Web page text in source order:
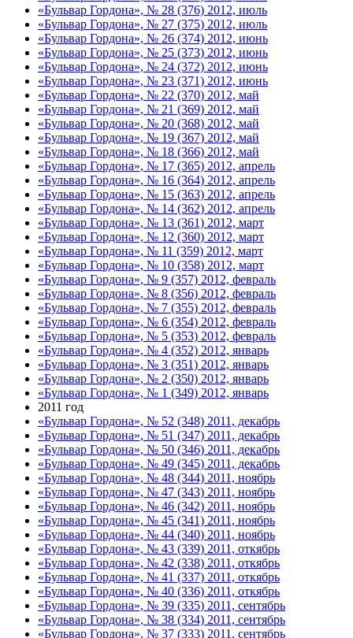
«Бульвар Гордона», № 28 (376) 2012, июль
«Бульвар Гордона», № 27 (375) 2012, июль
«Бульвар Гордона», № 26 (374) 2012, июнь
«Бульвар Гордона», № 25 (373) 2012, июнь
«Бульвар Гордона», № 24 (372) 2012, июнь
«Бульвар Гордона», № 23 (371) 2012, июнь
«Бульвар Гордона», № 22 (370) 2012, май
«Бульвар Гордона», № 21 (369) 2012, май
«Бульвар Гордона», № 20 (368) 2012, май
«Бульвар Гордона», № 19 (367) 2012, май
«Бульвар Гордона», № 18 (366) 2012, май
«Бульвар Гордона», № 17 (365) 2012, апрель
«Бульвар Гордона», № 16 (364) 2012, апрель
«Бульвар Гордона», № 15 (363) 2012, апрель
«Бульвар Гордона», № 14 (362) 2012, апрель
«Бульвар Гордона», № 13 (361) 2012, март
«Бульвар Гордона», № 12 (360) 2012, март
«Бульвар Гордона», № 11 (359) 2012, март
«Бульвар Гордона», № 10 (358) 2012, март
«Бульвар Гордона», № 9 (357) 2012, февраль
«Бульвар Гордона», № 8 (356) 2012, февраль
«Бульвар Гордона», № 7 (355) 2012, февраль
«Бульвар Гордона», № 6 (354) 2012, февраль
«Бульвар Гордона», № 5 (353) 2012, февраль
«Бульвар Гордона», № 4 (352) 2012, январь
«Бульвар Гордона», № 3 (351) 2012, январь
«Бульвар Гордона», № 2 (350) 2012, январь
«Бульвар Гордона», № 1 (349) 2012, январь
2011 год
«Бульвар Гордона», № 52 (348) 2011, декабрь
«Бульвар Гордона», № 51 (347) 2011, декабрь
«Бульвар Гордона», № 50 (346) 2011, декабрь
«Бульвар Гордона», № 49 (345) 2011, декабрь
«Бульвар Гордона», № 48 (344) 2011, ноябрь
«Бульвар Гордона», № 47 (343) 2011, ноябрь
«Бульвар Гордона», № 46 (342) 2011, ноябрь
«Бульвар Гордона», № 45 (341) 2011, ноябрь
«Бульвар Гордона», № 44 (340) 2011, ноябрь
«Бульвар Гордона», № 43 (339) 2011, откябрь
«Бульвар Гордона», № 42 (338) 2011, откябрь
«Бульвар Гордона», № 41 (337) 2011, откябрь
«Бульвар Гордона», № 40 (336) 2011, откябрь
«Бульвар Гордона», № 39 (335) 2011, сентябрь
«Бульвар Гордона», № 38 (334) 2011, сентябрь
«Бульвар Гордона», № 37 (333) 2011, сентябрь